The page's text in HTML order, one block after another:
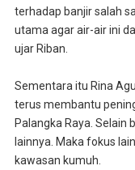
terhadap banjir salah
utama agar air-air ini
ujar Riban.
Sementara itu Rina
terus membantu
Palangka Raya. Selain
lainnya. Maka fokus
kawasan kumuh.